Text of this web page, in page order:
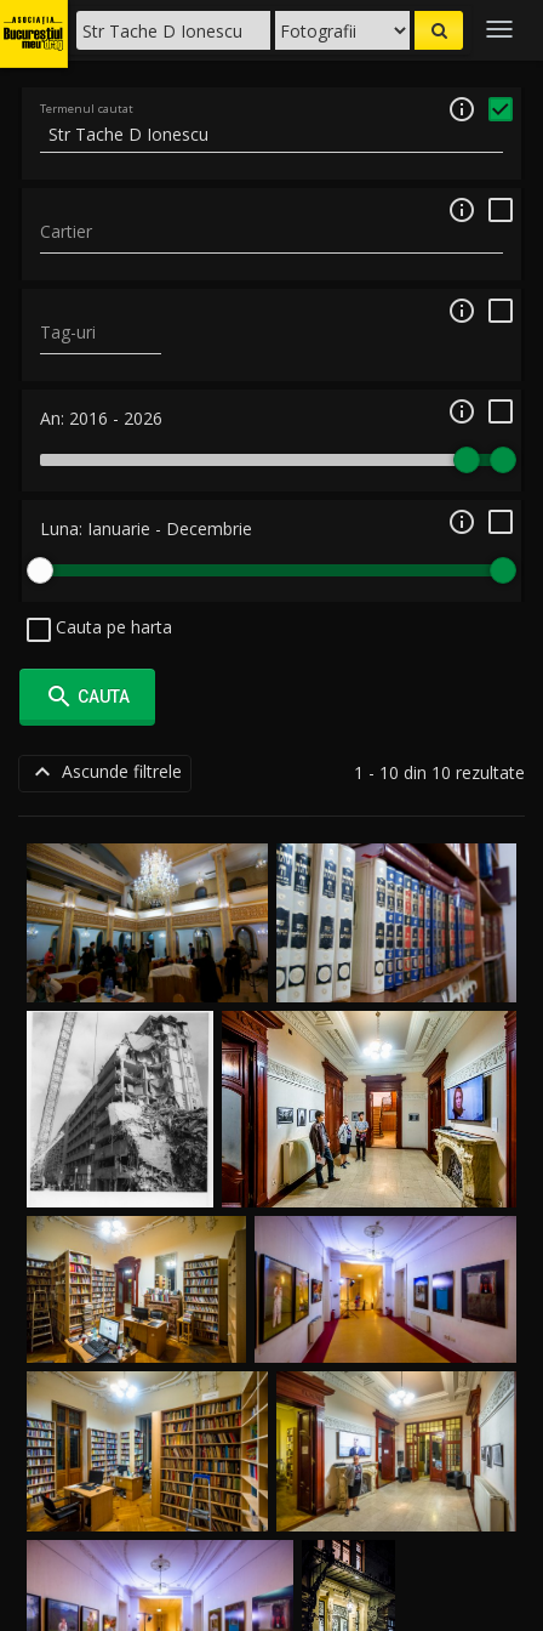
Termenul cautat 
Cartier

Tag-uri

An: 2016 - 2026 
Luna: Ianuarie - Decembrie 
Cauta pe harta
 CAUTA
 Ascunde filtrele 1 - 10 din 10 rezultate